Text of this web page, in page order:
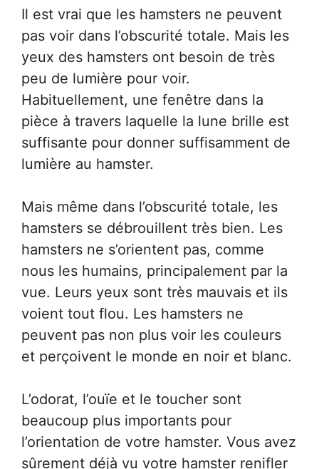
Il est vrai que les hamsters ne peuvent
pas voir dans l’obscurité totale. Mais les
yeux des hamsters ont besoin de très
peu de lumière pour voir.
Habituellement, une fenêtre dans la
pièce à travers laquelle la lune brille est
suffisante pour donner suffisamment de
lumière au hamster.
Mais même dans l’obscurité totale, les
hamsters se débrouillent très bien. Les
hamsters ne s’orientent pas, comme
nous les humains, principalement par la
vue. Leurs yeux sont très mauvais et ils
voient tout flou. Les hamsters ne
peuvent pas non plus voir les couleurs
et perçoivent le monde en noir et blanc.
L’odorat, l’ouïe et le toucher sont
beaucoup plus importants pour
l’orientation de votre hamster. Vous avez
sûrement déjà vu votre hamster renifler